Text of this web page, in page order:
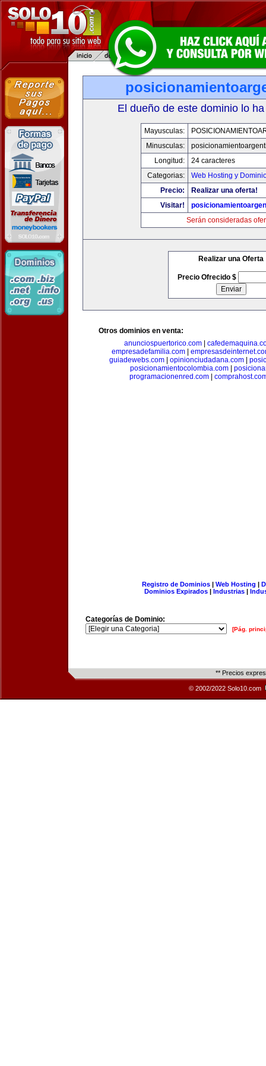
El dueño de este dominio lo
Mayusculas:
Minusculas:
Longitud:
24 caracteres
Categorias:
Web Hosting y
Precio:
Realizar una oferta!
Visitar!
Serán consideradas
Realizar una Oferta
Precio Ofrecido $
Otros dominios en venta:
anunciospuertorico.com|
empresadefamilia.com
guiadewebs.com
opinionciudadana.com
posicionamientocolombia.com|
programacionenred.com
Registro de Dominios| Web Hosting |
Dominios Expirados | Industrias |
Categorías de Dominio:
[Pág.
** Precios
© 2002/2022 Solo10.com